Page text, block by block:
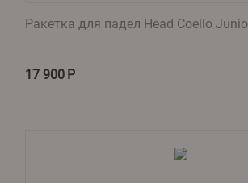
Ракетка для падел Head Coello
17 900 Р